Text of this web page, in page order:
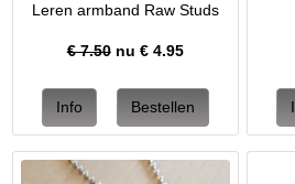
Leren armband Raw Studs
€ 7.50nu € 4.95